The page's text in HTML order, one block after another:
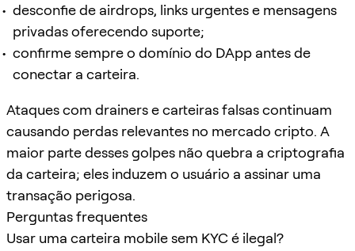
desconfie de airdrops, links urgentes e mensagens
privadas oferecendo suporte;
confirme sempre o domínio do DApp antes de
conectar a carteira.
Ataques com drainers e carteiras falsas continuam
causando perdas relevantes no mercado cripto. A
maior parte desses golpes não quebra a criptografia
da carteira; eles induzem o usuário a assinar uma
transação perigosa.
Perguntas frequentes
Usar uma carteira mobile sem KYC é ilegal?